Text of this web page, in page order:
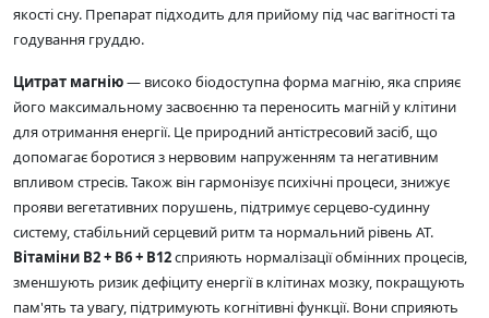
якості сну. Препарат підходить для прийому під час вагітності та
годування груддю.
Цитрат магнію— високо біодоступна форма магнію, яка сприяє
його максимальному засвоєнню та переносить магній у клітини
для отримання енергії. Це природний антістресовий засіб, що
допомагає боротися з нервовим напруженням та негативним
впливом стресів. Також він гармонізує психічні процеси, знижує
прояви вегетативних порушень, підтримує серцево-судинну
систему, стабільний серцевий ритм та нормальний рівень АТ.
Вітаміни В2 + В6 + В12сприяють нормалізації обмінних процесів,
зменшують ризик дефіциту енергії в клітинах мозку, покращують
пам'ять та увагу, підтримують когнітивні функції. Вони сприяють